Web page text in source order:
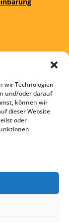
wir Technologien
und/oder darauf
können wir
dieser Website
oder